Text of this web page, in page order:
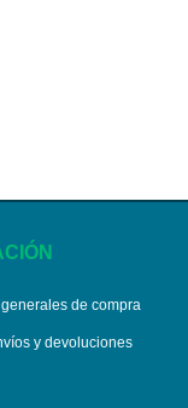
de compra
y devoluciones